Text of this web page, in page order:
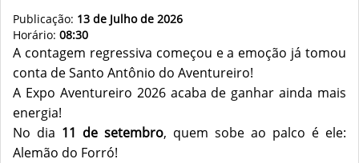
Publicação: 13 de Julho de 2026
Horário: 08:30
A contagem regressiva começou e a emoção já tomou
conta de Santo Antônio do Aventureiro!
A Expo Aventureiro 2026 acaba de ganhar ainda mais
energia!
No dia 11 de setembro, quem sobe ao palco é ele:
Alemão do Forró!